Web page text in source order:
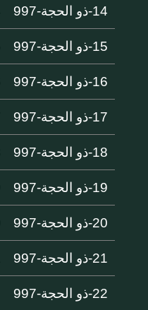
14-ذو الحجة-997
15-ذو الحجة-997
16-ذو الحجة-997
17-ذو الحجة-997
18-ذو الحجة-997
19-ذو الحجة-997
20-ذو الحجة-997
21-ذو الحجة-997
22-ذو الحجة-997